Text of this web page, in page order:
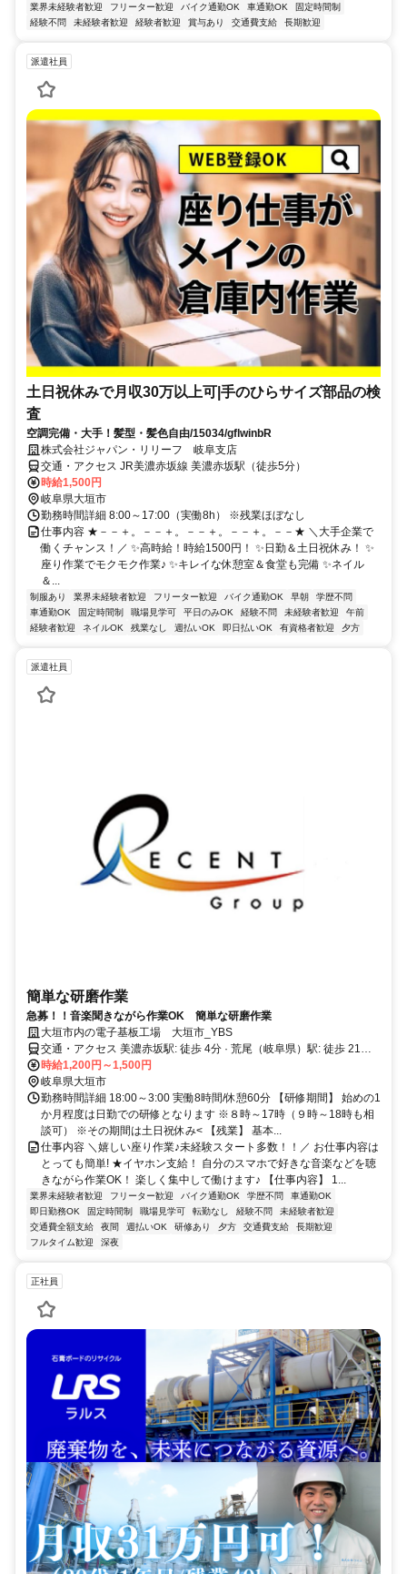
業界未経験者歓迎 フリーター歓迎 バイク通勤OK 車通勤OK
固定時間制
経験不問
未経験者歓迎 経験者歓迎 賞与あり 交通費支給 長期歓迎
派遣社員
土日祝休みで月収30万以上可|手のひらサイズ部品の検
査
空調完備・大手！髪型・髪色自由/15034/gflwinbR
株式会社ジャパン・リリーフ 岐阜支店
交通・アクセス JR美濃赤坂線 美濃赤坂駅（徒歩5分）
時給1,500円
岐阜県大垣市
勤務時間詳細 8:00～17:00（実働8h） ※残業ほぼなし
仕事内容 ★－－＋。－－＋。－－＋。－－＋。－－★ ＼大手企業で
働くチャンス！／ ✨高時給！時給1500円！ ✨日勤＆土日祝休み！ ✨
座り作業でモクモク作業♪ ✨キレイな休憩室＆食堂も完備 ✨ネイル
＆...
制服あり 業界未経験者歓迎 フリーター歓迎 バイク通勤OK 早朝
学歴不問
車通勤OK
固定時間制 職場見学可 平日のみOK 経験不問 未経験者歓迎
午前
経験者歓迎
ネイルOK 残業なし 週払いOK 即日払いOK 有資格者歓迎 夕方
派遣社員
簡単な研磨作業
急募！！音楽聞きながら作業OK 簡単な研磨作業
大垣市内の電子基板工場 大垣市_YBS
交通・アクセス 美濃赤坂駅: 徒歩 4分 · 荒尾（岐阜県）駅: 徒歩 21分 ·
東赤坂駅: 徒歩 22分.
時給1,200円～1,500円
岐阜県大垣市
勤務時間詳細 18:00～3:00 実働8時間/休憩60分 【研修期間】 始めの1
か月程度は日勤での研修となります ※８時～17時（９時～18時も相
談可） ※その期間は土日祝休み< 【残業】 基本...
仕事内容 ＼嬉しい座り作業♪未経験スタート多数！！／ お仕事内容は
とっても簡単! ★イヤホン支給！ 自分のスマホで好きな音楽などを聴
きながら作業OK！ 楽しく集中して働けます♪ 【仕事内容】 1...
業界未経験者歓迎 フリーター歓迎 バイク通勤OK 学歴不問
車通勤OK
即日勤務OK
固定時間制 職場見学可 転勤なし 経験不問
未経験者歓迎
交通費全額支給
夜間 週払いOK 研修あり 夕方 交通費支給
長期歓迎
フルタイム歓迎
深夜
正社員